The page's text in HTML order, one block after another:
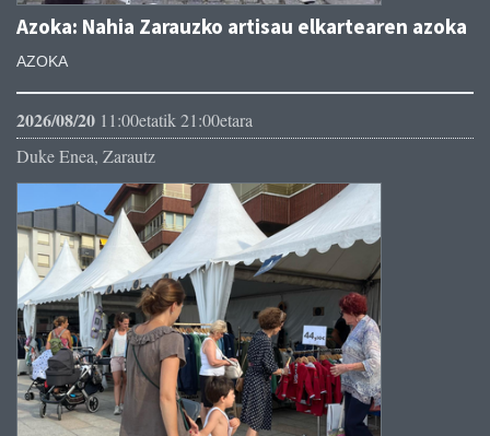
Azoka: Nahia Zarauzko artisau elkartearen azoka
AZOKA
2026/08/20 11:00etatik 21:00etara
Duke Enea, Zarautz